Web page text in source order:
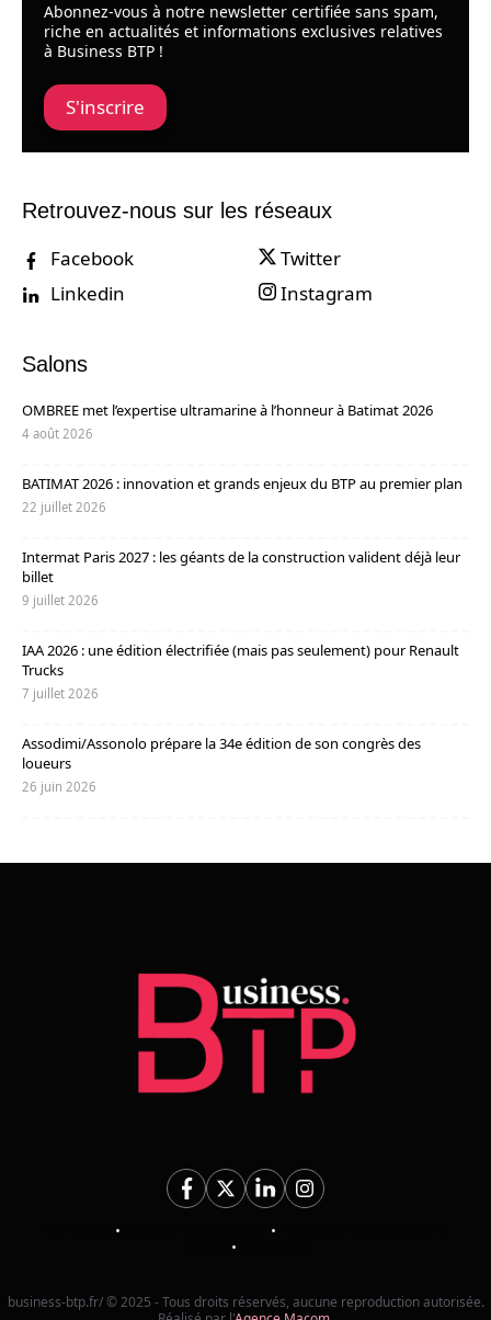
Abonnez-vous à notre newsletter certifiée sans spam,
riche en actualités et informations exclusives relatives
à Business BTP !
S'inscrire
Retrouvez-nous sur les réseaux
Facebook
Twitter
Linkedin
Instagram
Salons
OMBREE met l’expertise ultramarine à l’honneur à Batimat 2026
4 août 2026
BATIMAT 2026 : innovation et grands enjeux du BTP au premier plan
22 juillet 2026
Intermat Paris 2027 : les géants de la construction valident déjà leur
billet
9 juillet 2026
IAA 2026 : une édition électrifiée (mais pas seulement) pour Renault
Trucks
7 juillet 2026
Assodimi/Assonolo prépare la 34e édition de son congrès des
loueurs
26 juin 2026
• •
•
business-btp.fr/ © 2025 - Tous droits réservés, aucune reproduction autorisée.